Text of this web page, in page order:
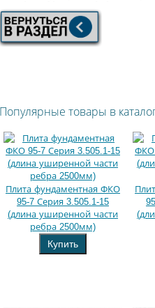
Популярные товары в
Плита фундаментная ФКО
95-7 Серия 3.505.1-15
(длина уширенной части
ребра 2500мм)
Купить